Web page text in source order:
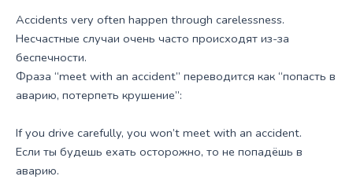
Accidents very often happen through carelessness.
Несчастные случаи очень часто происходят из-за
беспечности.
Фраза “meet with an accident” переводится как “попасть в
аварию, потерпеть крушение”:
If you drive carefully, you won’t meet with an accident.
Если ты будешь ехать осторожно, то не попадёшь в
аварию.